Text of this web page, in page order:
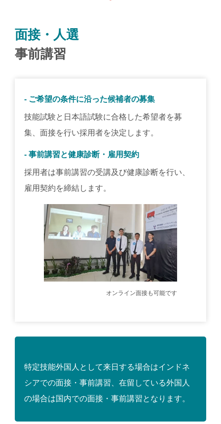
面接・人選
事前講習
- ご希望の条件に沿った候補者の募集
技能試験と日本語試験に合格した希望者を募
集、面接を行い採用者を決定します。
- 事前講習と健康診断・雇用契約
採用者は事前講習の受講及び健康診断を行い、
雇用契約を締結します。
オンライン面接も可能です
特定技能外国人として来日する場合はインドネ
シアでの面接・事前講習、在留している外国人
の場合は国内での面接・事前講習となります。